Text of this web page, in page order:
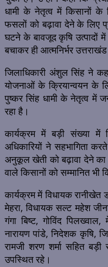
धामी के नेतृत्व में किसानों
फसलों को बढ़ावा देने के लिए
घटने के बावजूद कृषि उत्पादों
बचाकर ही आत्मनिर्भर
जिलाधिकारी अंशुल सिंह ने
योजनाओं के क्रियान्वयन के
पुष्कर सिंह धामी के नेतृत्व में
रहा है।
कार्यक्रम में बड़ी संख्या में
अधिकारियों ने सहभागिता
अनुकूल खेती को बढ़ावा देने का
वाले किसानों को सम्मानित भी
कार्यक्रम में विधायक रानीखेत
मेहरा, विधायक सल्ट महेश
गंगा बिष्ट, गोविंद
नारायण पांडे, निदेशक कृषि,
रामजी शरण शर्मा सहित
उपस्थित रहे।